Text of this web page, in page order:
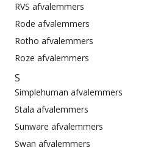
RVS afvalemmers
Rode afvalemmers
Rotho afvalemmers
Roze afvalemmers
S
Simplehuman afvalemmers
Stala afvalemmers
Sunware afvalemmers
Swan afvalemmers